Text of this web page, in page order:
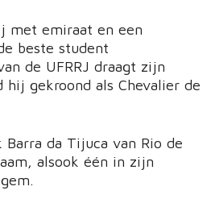
met emiraat en een
beste student
de UFRRJ draagt zijn
hij gekroond als Chevalier de
da Tijuca van Rio de
alsook één in zijn